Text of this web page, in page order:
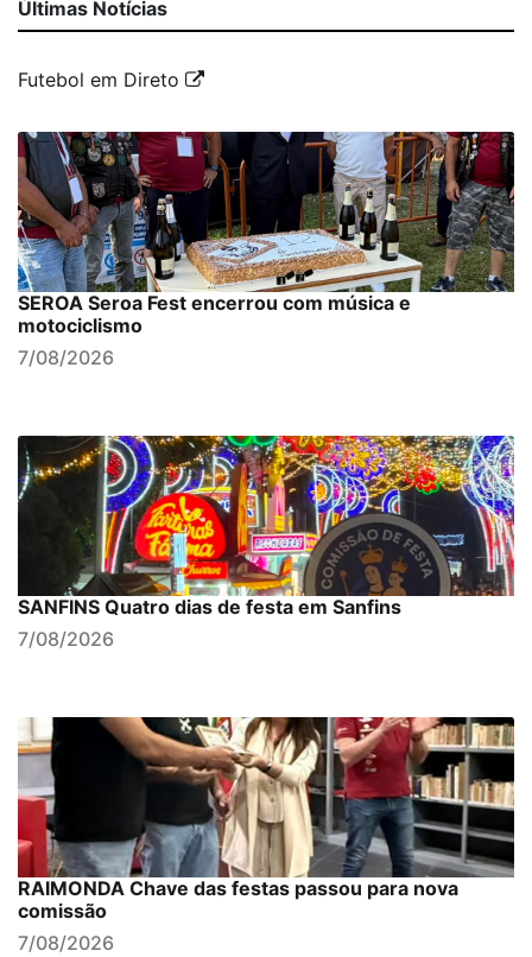
Últimas Notícias
Futebol em Direto
SEROA Seroa Fest encerrou com música e
motociclismo
7/08/2026
SANFINS Quatro dias de festa em Sanfins
7/08/2026
RAIMONDA Chave das festas passou para nova
comissão
7/08/2026